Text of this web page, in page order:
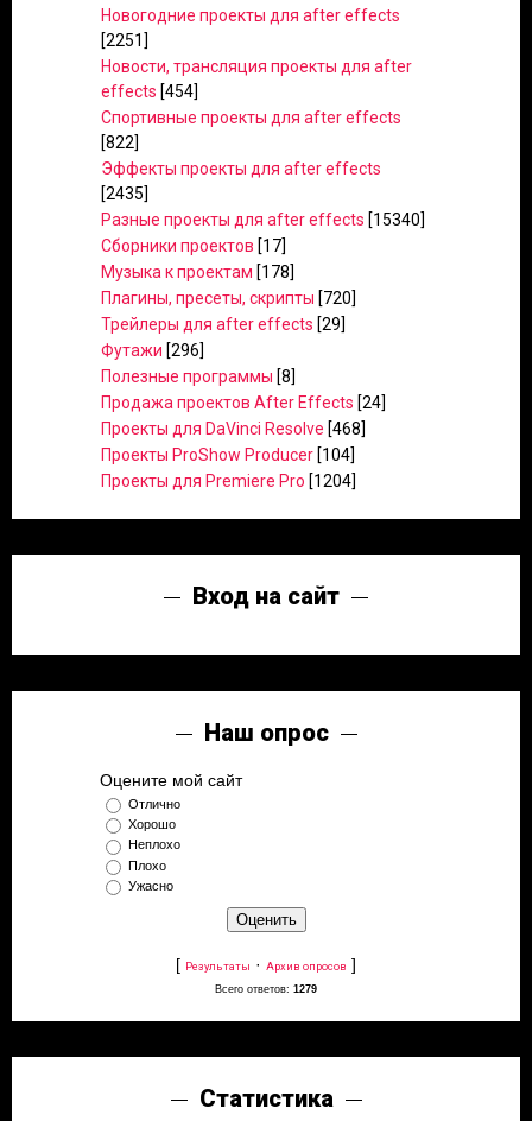
Новогодние проекты для after effects
[2251]
Новости, трансляция проекты для after
effects [454]
Спортивные проекты для after effects
[822]
Эффекты проекты для after effects
[2435]
Разные проекты для after effects [15340]
Сборники проектов [17]
Музыка к проектам [178]
Плагины, пресеты, скрипты [720]
Трейлеры для after effects [29]
Футажи [296]
Полезные программы [8]
Продажа проектов After Effects [24]
Проекты для DaVinci Resolve [468]
Проекты ProShow Producer [104]
Проекты для Premiere Pro [1204]
Вход на сайт
Наш опрос
Оцените мой сайт
Отлично
Хорошо
Неплохо
Плохо
Ужасно
[ Результаты · Архив опросов ]
Всего ответов: 1279
Статистика